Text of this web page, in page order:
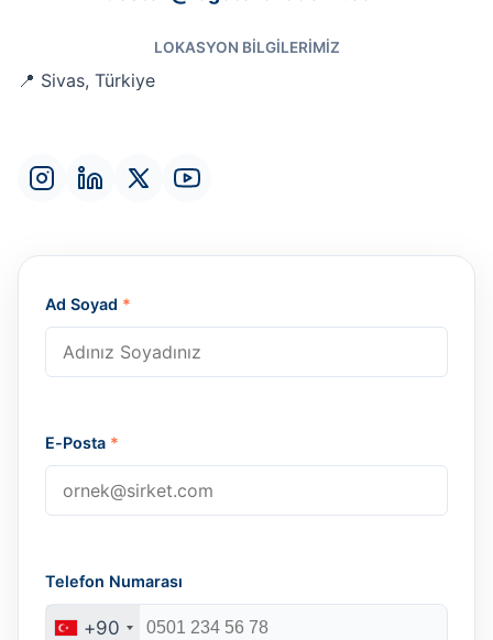
LOKASYON BILGILERIMIZ
📍 Sivas, Türkiye
Ad Soyad *
E-Posta *
Telefon Numarası
+90